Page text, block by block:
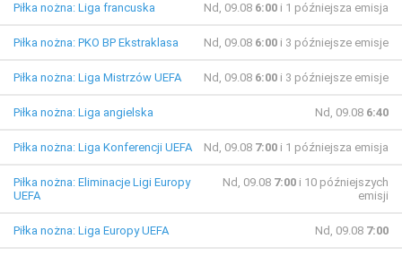
Piłka nożna: Liga francuska Nd, 09.08 6:00 i 1 późniejsza emisja
Piłka nożna: PKO BP Ekstraklasa Nd, 09.08 6:00 i 3 późniejsze emisje
Piłka nożna: Liga Mistrzów UEFA Nd, 09.08 6:00 i 3 późniejsze emisje
Piłka nożna: Liga angielska Nd, 09.08 6:40
Piłka nożna: Liga Konferencji UEFA Nd, 09.08 7:00 i 1 późniejsza emisja
Piłka nożna: Eliminacje Ligi Europy
UEFA
Nd, 09.08 7:00 i 10 późniejszych
emisji
Piłka nożna: Liga Europy UEFA Nd, 09.08 7:00